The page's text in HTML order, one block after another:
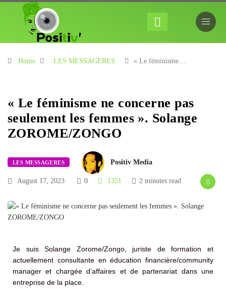
Home LES MESSAGERES « Le féminisme…
« Le féminisme ne concerne pas
seulement les femmes ». Solange
ZOROME/ZONGO
LES MESSAGERES Positiv Media
August 17, 2023 0 1351 2 minutes read
Je suis Solange Zorome/Zongo, juriste de formation et
actuellement consultante en éducation financière/community
manager et chargée d’affaires et de partenariat dans une
entreprise de la place.